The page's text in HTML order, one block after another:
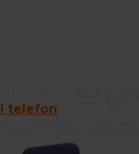
telefon